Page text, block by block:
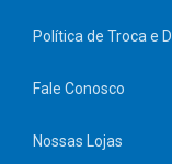
Política de Troca e
Fale Conosco
Nossas Lojas